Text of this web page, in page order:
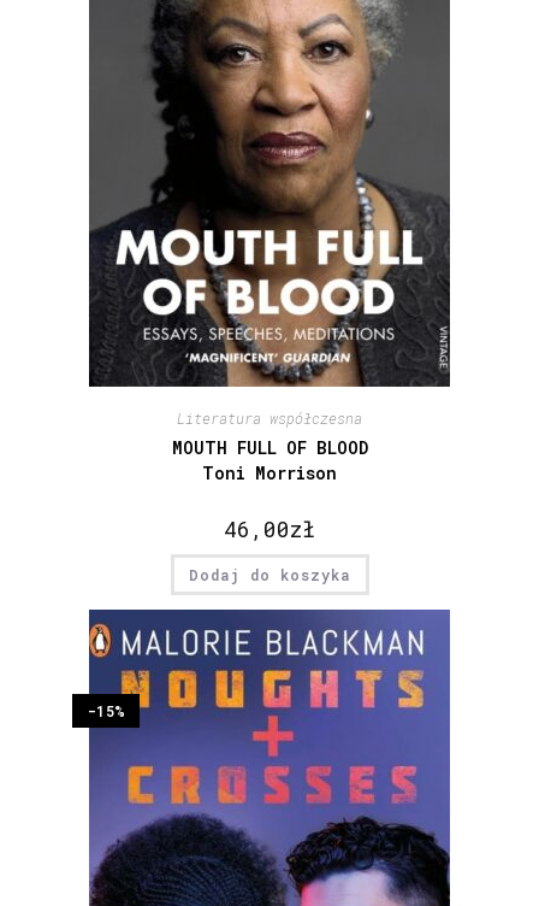
Literatura współczesna
MOUTH FULL OF BLOOD
Toni Morrison
46,00zł
Dodaj do koszyka
-15%